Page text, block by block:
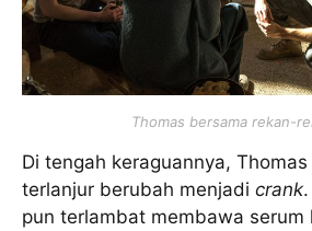
Thomas bersama rekan-
Di tengah keraguannya,
terlanjur berubah menjadi crank
pun terlambat membawa serum